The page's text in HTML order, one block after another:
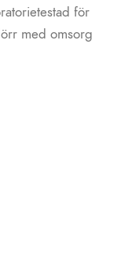
för
med omsorg